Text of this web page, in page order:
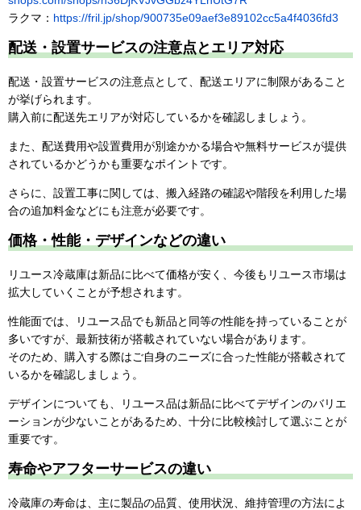
ラクマ： https://fril.jp/shop/900735e09aef3e89102cc5a4f4036fd3
配送・設置サービスの注意点とエリア対応
配送・設置サービスの注意点として、配送エリアに制限があること
が挙げられます。
購入前に配送先エリアが対応しているかを確認しましょう。
また、配送費用や設置費用が別途かかる場合や無料サービスが提供
されているかどうかも重要なポイントです。
さらに、設置工事に関しては、搬入経路の確認や階段を利用した場
合の追加料金などにも注意が必要です。
価格・性能・デザインなどの違い
リユース冷蔵庫は新品に比べて価格が安く、今後もリユース市場は
拡大していくことが予想されます。
性能面では、リユース品でも新品と同等の性能を持っていることが
多いですが、最新技術が搭載されていない場合があります。
そのため、購入する際はご自身のニーズに合った性能が搭載されて
いるかを確認しましょう。
デザインについても、リユース品は新品に比べてデザインのバリエ
ーションが少ないことがあるため、十分に比較検討して選ぶことが
重要です。
寿命やアフターサービスの違い
冷蔵庫の寿命は、主に製品の品質、使用状況、維持管理の方法によ